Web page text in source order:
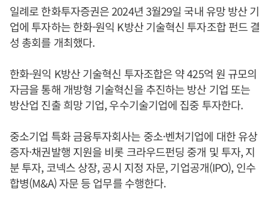
일례로 한화투자증권은 2024년 3월29일 국내 유망 방산 기
업에 투자하는 한화-원익 K방산 기술혁신 투자조합 펀드 결
성 총회를 개최했다.
한화-원익 K방산 기술혁신 투자조합은 약 425억 원 규모의
자금을 통해 개방형 기술혁신을 추진하는 방산 기업 또는
방산업 진출 희망 기업, 우수기술기업에 집중 투자한다.
중소기업 특화 금융투자회사는 중소·벤처기업에 대한 유상
증자·채권발행 지원을 비롯 크라우드펀딩 중개 및 투자, 지
분 투자, 코넥스 상장, 공시 지정 자문, 기업공개(IPO), 인수
합병(M&A) 자문 등 업무를 수행한다.